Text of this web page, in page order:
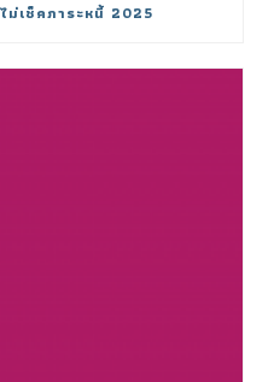
เช็คภาระหนี้ 2025